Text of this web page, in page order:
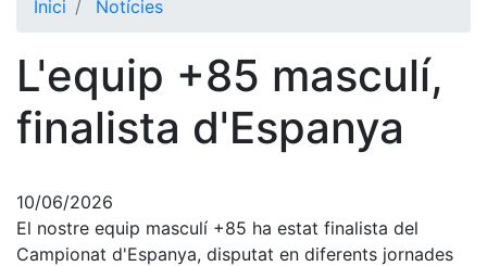
Història
La nostra
història
Presidents
Organització
Inici Notícies
L'equip +85 masculí,
finalista d'Espanya
10/06/2026
El nostre equip masculí +85 ha estat finalista del
Campionat d'Espanya, disputat en diferents jornades